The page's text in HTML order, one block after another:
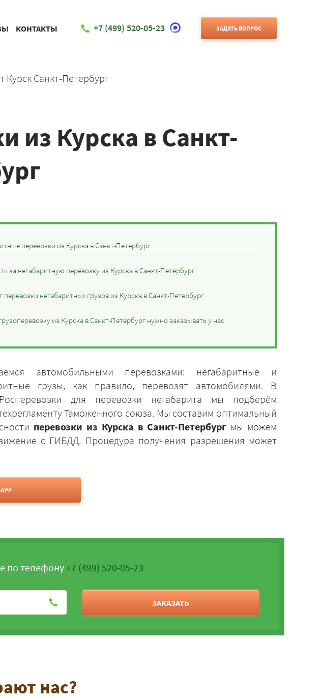
КОНТАКТЫ +7 (499) 520-05-23 ЗАДАТЬ ВОПРОС
Курск Санкт-Петербург
из Курска в Санкт-
перевозки из Курска в Санкт-Петербург
за негабаритную перевозку из Курска в Санкт-Петербург
негабаритных грузов из Курска в Санкт-Петербург
из Курска в Санкт-Петербург нужно заказывать у нас
автомобильными перевозками: негабаритные и
грузы, как правило, перевозят автомобилями. В
для перевозки негабарита мы подберём
Таможенного союза. Мы составим оптимальный
перевозки из Курска в Санкт-Петербург мы можем
с ГИБДД. Процедура получения разрешения может
по телефону+7 (499) 520-05-23
ЗАКАЗАТЬ
нас?